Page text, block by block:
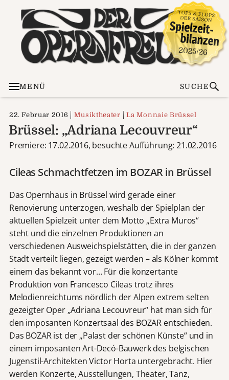
MENÜ SUCHE
22. Februar 2016 Musiktheater La Monnaie Brüssel
Brüssel: „Adriana Lecouvreur“
Premiere: 17.02.2016, besuchte Aufführung: 21.02.2016
Cileas Schmachtfetzen im BOZAR in Brüssel
Das Opernhaus in Brüssel wird gerade einer
Renovierung unterzogen, weshalb der Spielplan der
aktuellen Spielzeit unter dem Motto „Extra Muros“
steht und die einzelnen Produktionen an
verschiedenen Ausweichspielstätten, die in der ganzen
Stadt verteilt liegen, gezeigt werden – als Kölner kommt
einem das bekannt vor… Für die konzertante
Produktion von Francesco Cileas trotz ihres
Melodienreichtums nördlich der Alpen extrem selten
gezeigter Oper „Adriana Lecouvreur“ hat man sich für
den imposanten Konzertsaal des BOZAR entschieden.
Das BOZAR ist der „Palast der schönen Künste“ und in
einem imposanten Art-Decó-Bauwerk des belgischen
Jugenstil-Architekten Victor Horta untergebracht. Hier
werden Konzerte, Ausstellungen, Theater, Tanz,